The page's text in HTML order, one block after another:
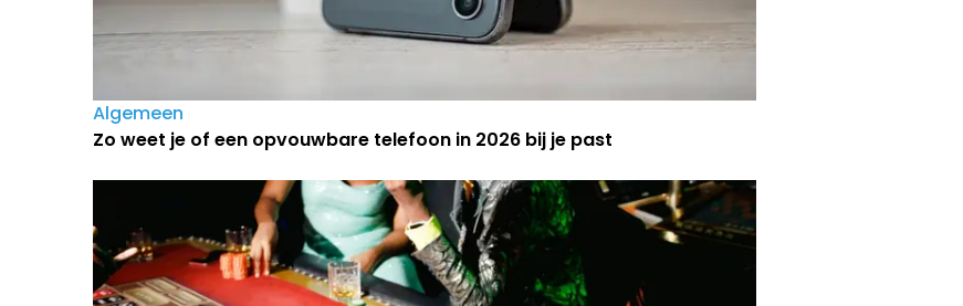
Algemeen
Zo weet je of een opvouwbare telefoon in 2026 bij je past